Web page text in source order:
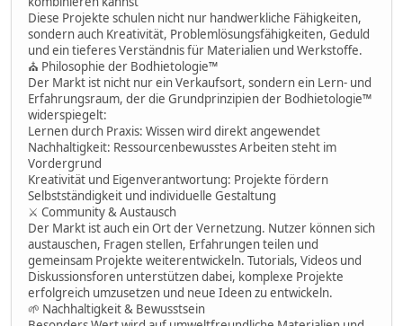
Diese Projekte schulen nicht nur handwerkliche Fähigkeiten,
sondern auch Kreativität, Problemlösungsfähigkeiten, Geduld
und ein tieferes Verständnis für Materialien und Werkstoffe.
⛪ Philosophie der Bodhietologie™
Der Markt ist nicht nur ein Verkaufsort, sondern ein Lern- und
Erfahrungsraum, der die Grundprinzipien der Bodhietologie™
widerspiegelt:
Lernen durch Praxis: Wissen wird direkt angewendet
Nachhaltigkeit: Ressourcenbewusstes Arbeiten steht im
Vordergrund
Kreativität und Eigenverantwortung: Projekte fördern
Selbstständigkeit und individuelle Gestaltung
⚔ Community & Austausch
Der Markt ist auch ein Ort der Vernetzung. Nutzer können sich
austauschen, Fragen stellen, Erfahrungen teilen und
gemeinsam Projekte weiterentwickeln. Tutorials, Videos und
Diskussionsforen unterstützen dabei, komplexe Projekte
erfolgreich umzusetzen und neue Ideen zu entwickeln.
🌱 Nachhaltigkeit & Bewusstsein